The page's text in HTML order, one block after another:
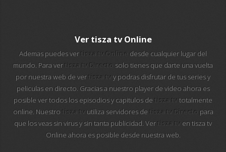
13 max digital
13 tv
24 corren
24 krim
Ver tisza tv Online
Ademas puedes vertisza tv Online desde cualquier lugar del
mundo. Para vertisza tv Directo solo tienes que darte una vuelta
por nuestra web de vertisza tv y podras disfrutar de tus series y
peliculas en directo. Gracias a nuestro player de video ahora es
posible ver todos los episodios y capitulos de tisza tv totalmente
online. Nuestro tisza tv utiliza servidores de tisza tv Directo para
que los veas sin virus y sin tanta publicidad. Vertisza tv en tisza tv
Online ahora es posible desde nuestra web.